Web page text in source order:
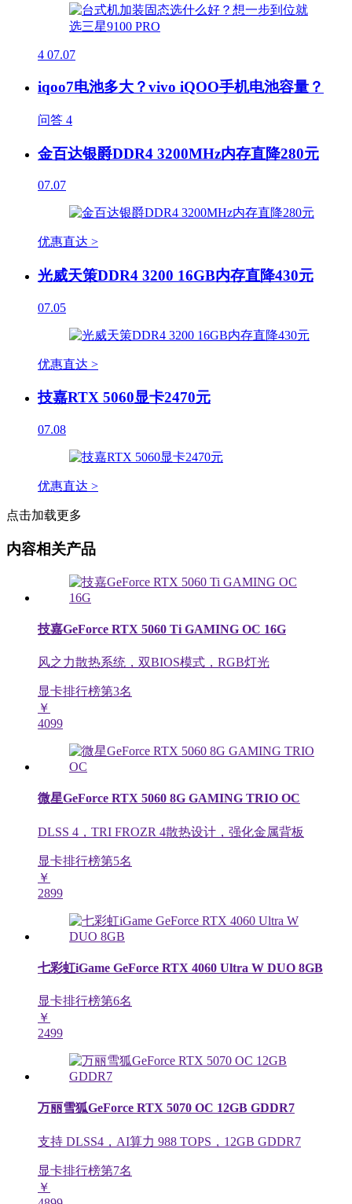
4 07.07
iqoo7电池多大？vivo iQOO手机电池容量？
问答 4
金百达银爵DDR4 3200MHz内存直降280元
07.07
优惠直达 >
光威天策DDR4 3200 16GB内存直降430元
07.05
优惠直达 >
技嘉RTX 5060显卡2470元
07.08
优惠直达 >
点击加载更多
内容相关产品
技嘉GeForce RTX 5060 Ti GAMING OC 16G
风之力散热系统，双BIOS模式，RGB灯光
显卡排行榜第3名
￥
4099
微星GeForce RTX 5060 8G GAMING TRIO OC
DLSS 4，TRI FROZR 4散热设计，强化金属背板
显卡排行榜第5名
￥
2899
七彩虹iGame GeForce RTX 4060 Ultra W DUO 8GB
显卡排行榜第6名
￥
2499
万丽雪狐GeForce RTX 5070 OC 12GB GDDR7
支持 DLSS4，AI算力 988 TOPS，12GB GDDR7
显卡排行榜第7名
￥